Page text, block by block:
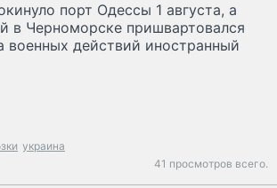
порт Одессы 1 августа, а
в Черноморске пришвартовался
военных действий иностранный
украина
41 просмотров всего.